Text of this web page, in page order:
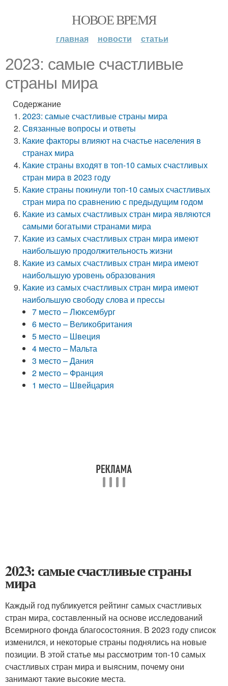
НОВОЕ ВРЕМЯ
главная новости статьи
2023: самые счастливые
страны мира
Содержание
2023: самые счастливые страны мира
Связанные вопросы и ответы
Какие факторы влияют на счастье населения в
странах мира
Какие страны входят в топ-10 самых счастливых
стран мира в 2023 году
Какие страны покинули топ-10 самых счастливых
стран мира по сравнению с предыдущим годом
Какие из самых счастливых стран мира являются
самыми богатыми странами мира
Какие из самых счастливых стран мира имеют
наибольшую продолжительность жизни
Какие из самых счастливых стран мира имеют
наибольшую уровень образования
Какие из самых счастливых стран мира имеют
наибольшую свободу слова и прессы
7 место – Люксембург
6 место – Великобритания
5 место – Швеция
4 место – Мальта
3 место – Дания
2 место – Франция
1 место – Швейцария
2023: самые счастливые страны
мира
Каждый год публикуется рейтинг самых счастливых
стран мира, составленный на основе исследований
Всемирного фонда благосостояния. В 2023 году список
изменился, и некоторые страны поднялись на новые
позиции. В этой статье мы рассмотрим топ-10 самых
счастливых стран мира и выясним, почему они
занимают такие высокие места.